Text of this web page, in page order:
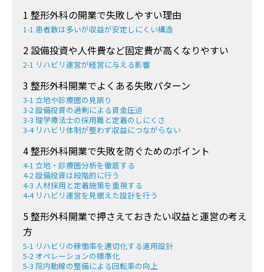
1 整形外科の開業で失敗しやすい理由
1-1 患者数は多いが収益が安定しにくい構造
2 設備投資や人件費など固定費が高くなりやすい
2-1 リハビリ運営が経営に与える影響
3 整形外科開業でよくある失敗パターン
3-1 立地や診療圏の見誤り
3-2 設備投資の過剰による資金圧迫
3-3 理学療法士の採用難と定着のしにくさ
3-4 リハビリ体制が整わず収益につながらない
4 整形外科開業で失敗を防ぐためのポイント
4-1 立地・診療圏分析を徹底する
4-2 設備投資は段階的に行う
4-3 人材採用と定着施策を重視する
4-4 リハビリ運営を見据えた設計を行う
5 整形外科開業で押さえておきたい収益と運営の考え
方
5-1 リハビリの稼働率を適切化する運用設計
5-2 オペレーションの標準化
5-3 院内動線の整備による回転率の向上